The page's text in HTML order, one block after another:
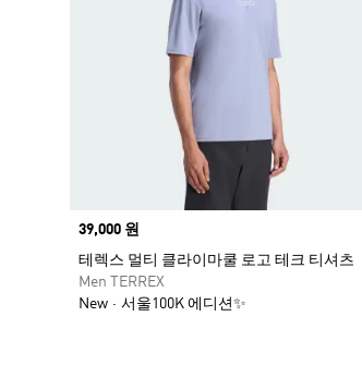
Price
39,000 원
테렉스 멀티 클라이마쿨 로고 테크 티셔츠
Men TERREX
New
서울100K 에디션✨